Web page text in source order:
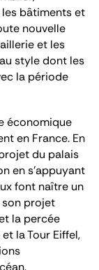
bâtiments et
nouvelle
et les
style dont les
la période
économique
en France. En
du palais
en s'appuyant
font naître un
projet
la percée
la Tour Eiffel,